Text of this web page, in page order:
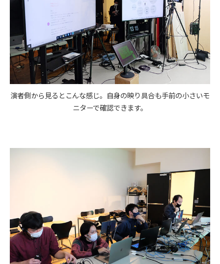
演者側から見るとこんな感じ。自身の映り具合も手前の小さいモ
ニターで確認できます。